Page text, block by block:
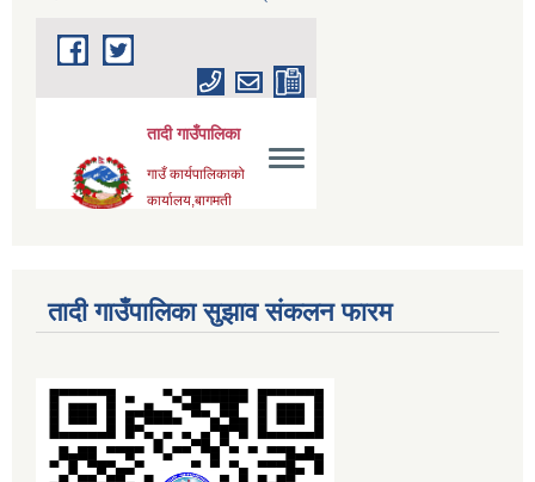
तादी गाउँपालिका सुझाव संकलन फारम